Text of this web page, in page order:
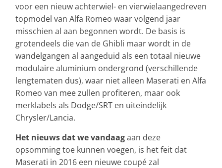
voor een nieuw achterwiel- en vierwielaangedreven
topmodel van Alfa Romeo waar volgend jaar
misschien al aan begonnen wordt. De basis is
grotendeels die van de Ghibli maar wordt in de
wandelgangen al aangeduid als een totaal nieuwe
modulaire aluminium ondergrond (verschillende
lengtematen dus), waar niet alleen Maserati en Alfa
Romeo van mee zullen profiteren, maar ook
merklabels als Dodge/SRT en uiteindelijk
Chrysler/Lancia.
Het nieuws dat we vandaagaan deze
opsomming toe kunnen voegen, is het feit dat
Maserati in 2016 een nieuwe coupé zal